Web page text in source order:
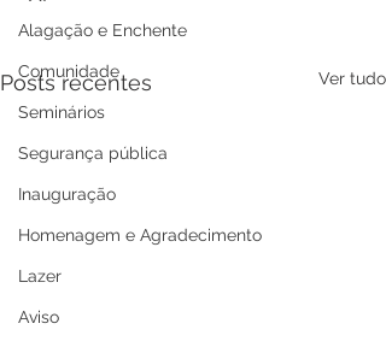
Alagação e Enchente
Comunidade
Seminários
Segurança pública
Inauguração
Homenagem e Agradecimento
Lazer
Aviso
Posts recentes Ver tudo